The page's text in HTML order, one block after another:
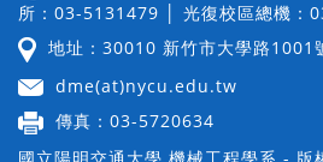
所：03-5131479 │ 光復校區總機：
地址：30010 新竹市大學路1001
dme(at)nycu.edu.tw
傳真：03-5720634